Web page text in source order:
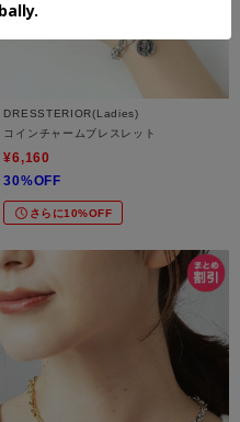
DRESSTERIOR(Ladies)
コインチャームブレスレット
¥6,160
30%OFF
さらに10%OFF